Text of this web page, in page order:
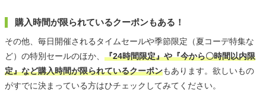
購入時間が限られているクーポンもある！
その他、毎日開催されるタイムセールや季節限定（夏コーデ特集な
ど）の特別セールのほか、 『24時間限定』や『今から〇時間以内限
定』など購入時間が限られているクーポンもあります。欲しいもの
がすでに決まっている方はひチェックしてみてください。